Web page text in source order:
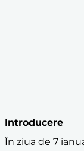
Introducere
În ziua de 7